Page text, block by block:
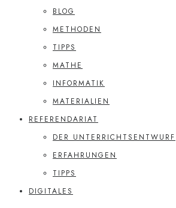
BLOG
METHODEN
TIPPS
MATHE
INFORMATIK
MATERIALIEN
REFERENDARIAT
DER UNTERRICHTSENTWURF
ERFAHRUNGEN
TIPPS
DIGITALES